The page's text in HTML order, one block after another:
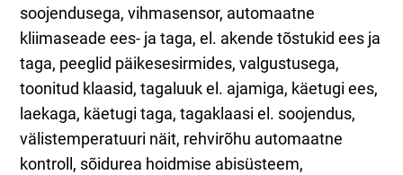
soojendusega, vihmasensor, automaatne
kliimaseade ees- ja taga, el. akende tõstukid ees ja
taga, peeglid päikesesirmides, valgustusega,
toonitud klaasid, tagaluuk el. ajamiga, käetugi ees,
laekaga, käetugi taga, tagaklaasi el. soojendus,
välistemperatuuri näit, rehvirõhu automaatne
kontroll, sõidurea hoidmise abisüsteem,